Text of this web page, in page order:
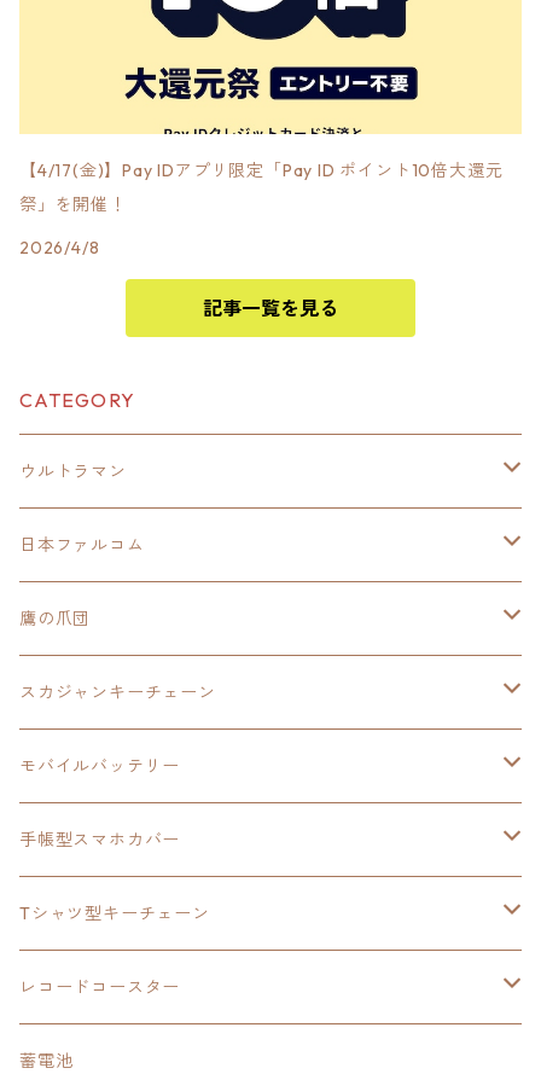
【4/17(金)】Pay IDアプリ限定「Pay ID ポイント10倍大還元
祭」を開催！
2026/4/8
記事一覧を見る
CATEGORY
ウルトラマン
モバイルバッテリー
スカジャンキーチェーン
スカジャン
シャツ
日本ファルコム
イースⅧ
モバイルバッテリー
手帳型スマホカバー
東亰ザナドゥ
閃の軌跡Ⅲ
モバイルバッテリー
手帳型スマホカバー
閃の軌跡Ⅳ
手帳型スマホカバー
モバイルバッテリー
軌跡シリーズ
トランプ
カーマグネット
閃の軌跡Ⅱ
トランプ
イースⅨ
鷹の爪団
モバイルバッテリー
手帳型スマホカバー
スカジャンキーチェーン
ウルトラマンシリーズ
日本ファルコム
閃の軌跡Ⅲ
軌跡シリーズ
モバイルバッテリー
ウルトラマン
鷹の爪
イースⅧ
東亰ザナドゥ
手帳型スマホカバー
鷹の爪団
イースⅧ
閃の軌跡Ⅲ
Tシャツ型キーチェーン
日本ファルコム
閃の軌跡Ⅲ
レコードコースター
日本ファルコム
蓄電池